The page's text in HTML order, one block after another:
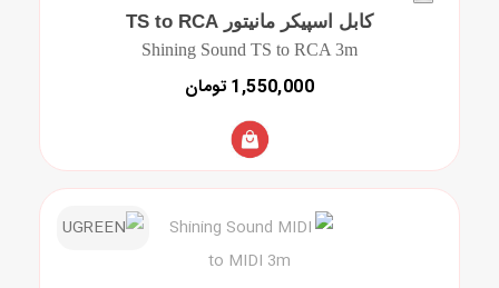
کابل اسپیکر مانیتور TS to RCA
Shining Sound TS to RCA 3m
1,550,000 تومان